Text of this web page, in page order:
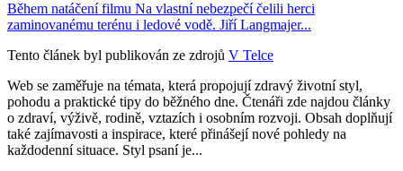
Během natáčení filmu Na vlastní nebezpečí čelili herci
zaminovanému terénu i ledové vodě. Jiří Langmajer...
Tento článek byl publikován ze zdrojů V Telce
Web se zaměřuje na témata, která propojují zdravý životní styl,
pohodu a praktické tipy do běžného dne. Čtenáři zde najdou články
o zdraví, výživě, rodině, vztazích i osobním rozvoji. Obsah doplňují
také zajímavosti a inspirace, které přinášejí nové pohledy na
každodenní situace. Styl psaní je...